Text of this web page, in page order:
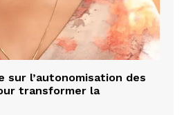
sur l’autonomisation des
transformer la